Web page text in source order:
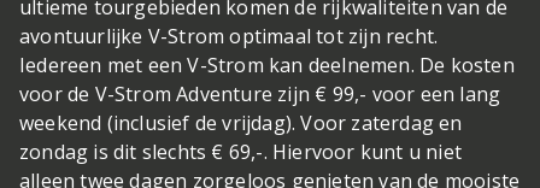
ultieme tourgebieden komen de rijkwaliteiten van de
avontuurlijke V-Strom optimaal tot zijn recht.
Iedereen met een V-Strom kan deelnemen. De kosten
voor de V-Strom Adventure zijn € 99,- voor een lang
weekend (inclusief de vrijdag). Voor zaterdag en
zondag is dit slechts € 69,-. Hiervoor kunt u niet
alleen twee dagen zorgeloos genieten van de mooiste